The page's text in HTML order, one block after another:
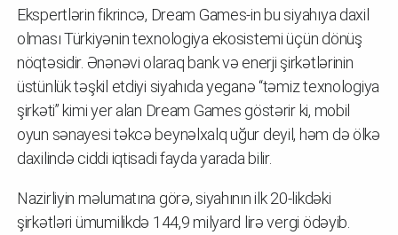
Ekspertlərin fikrincə, Dream Games-in bu siyahıya daxil
olması Türkiyənin texnologiya ekosistemi üçün dönüş
nöqtəsidir. Ənənəvi olaraq bank və enerji şirkətlərinin
üstünlük təşkil etdiyi siyahıda yeganə “təmiz texnologiya
şirkəti” kimi yer alan Dream Games göstərir ki, mobil
oyun sənayesi təkcə beynəlxalq uğur deyil, həm də ölkə
daxilində ciddi iqtisadi fayda yarada bilir.
Nazirliyin məlumatına görə, siyahının ilk 20-likdəki
şirkətləri ümumilikdə 144,9 milyard lirə vergi ödəyib.